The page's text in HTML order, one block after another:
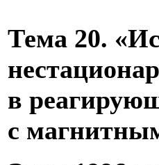
Тема 20.
в
с